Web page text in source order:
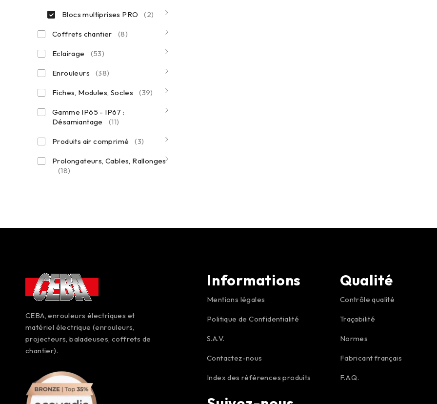
Blocs multiprises PRO (2)
Coffrets chantier (8)
Eclairage (53)
Enrouleurs (38)
Fiches, Modules, Socles (39)
Gamme IP65 - IP67 :
Désamiantage
(11)
Produits air comprimé (3)
Prolongateurs, Cables, Rallonges
(18)
CEBA, enrouleurs électriques et
matériel électrique (enrouleurs,
projecteurs, baladeuses, coffrets de
chantier).
Informations
Mentions légales
Politique de Confidentialité
S.A.V.
Contactez-nous
Index des références produits
Qualité
Contrôle qualité
Traçabilité
Normes
Fabricant français
F.A.Q.